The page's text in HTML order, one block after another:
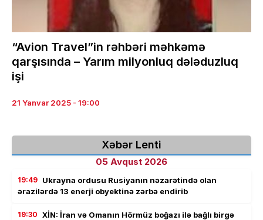
“Avion Travel”in rəhbəri məhkəmə
qarşısında – Yarım milyonluq dələduzluq
işi
21 Yanvar 2025 - 19:00
Xəbər Lenti
05 Avqust 2026
19:49 Ukrayna ordusu Rusiyanın nəzarətində olan
ərazilərdə 13 enerji obyektinə zərbə endirib
19:30 XİN: İran və Omanın Hörmüz boğazı ilə bağlı birgə